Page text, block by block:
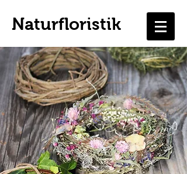
Naturfloristik